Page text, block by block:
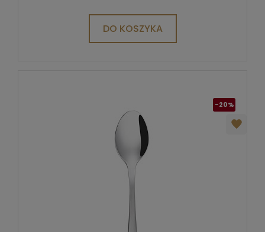
DO KOSZYKA
-20%